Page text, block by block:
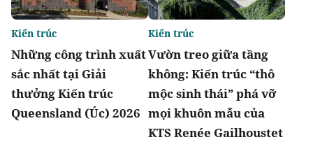
Những công trình xuất
sắc nhất tại Giải
thưởng Kiến trúc
Queensland (Úc) 2026
Kiến trúc
Vườn treo giữa tầng
không: Kiến trúc “thô
mộc sinh thái” phá vỡ
mọi khuôn mẫu của
KTS Renée Gailhoustet
Kiến trúc